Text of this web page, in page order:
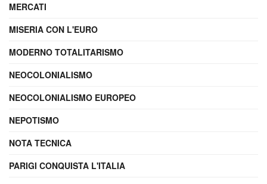
MERCATI
MISERIA CON L'EURO
MODERNO TOTALITARISMO
NEOCOLONIALISMO
NEOCOLONIALISMO EUROPEO
NEPOTISMO
NOTA TECNICA
PARIGI CONQUISTA L'ITALIA